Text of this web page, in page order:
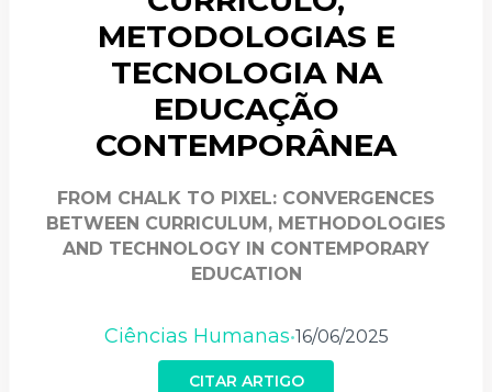
METODOLOGIAS E
TECNOLOGIA NA
EDUCAÇÃO
CONTEMPORÂNEA
FROM CHALK TO PIXEL: CONVERGENCES
BETWEEN CURRICULUM, METHODOLOGIES
AND TECHNOLOGY IN CONTEMPORARY
EDUCATION
Ciências Humanas•16/06/2025
CITAR ARTIGO